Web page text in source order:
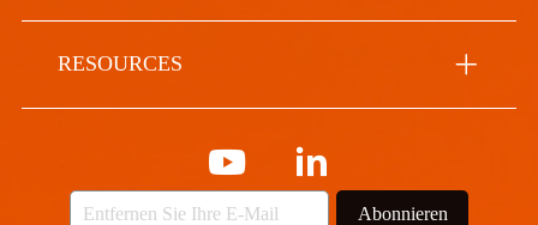
RESOURCES
Abonnieren